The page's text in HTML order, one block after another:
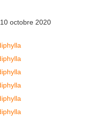
10 octobre 2020